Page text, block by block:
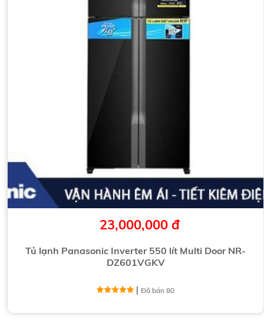
23,000,000 đ
Tủ lạnh Panasonic Inverter 550 lít Multi Door NR-
DZ601VGKV
|Đã bán 80